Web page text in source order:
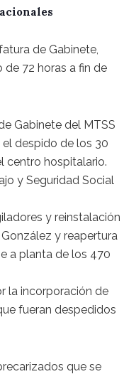
de Gabinete,
de 72 horas a fin de
Gabinete del MTSS
despido de los 30
centro hospitalario.
y Seguridad Social
y reinstalación
y reapertura
a planta de los 470
la incorporación de
fueran despedidos
que se